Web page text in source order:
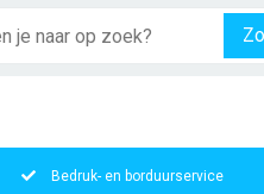
Bedruk- en borduurservice